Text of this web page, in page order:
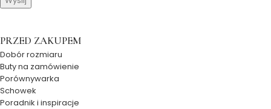
PRZED ZAKUPEM
Dobór rozmiaru
Buty na zamówienie
Porównywarka
Schowek
Poradnik i inspiracje